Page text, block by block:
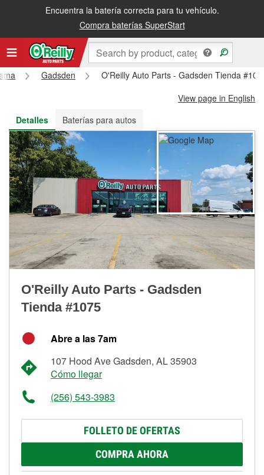
Encuentra la batería correcta para tu vehículo.
Compra baterías SuperStart
Recibe tu orden gratis al día siguiente o recógela en la tienda
Gadsden
O'Reilly Auto Parts - Gadsden Tienda
View page in English
Detalles
Baterías para autos
O'Reilly Auto Parts - Gadsden
Tienda #1075
Abre a las 7am
107 Hood Ave Gadsden, AL 35903
Cómo llegar
(256) 543-3983
FOLLETO DE OFERTAS
COMPRA AHORA